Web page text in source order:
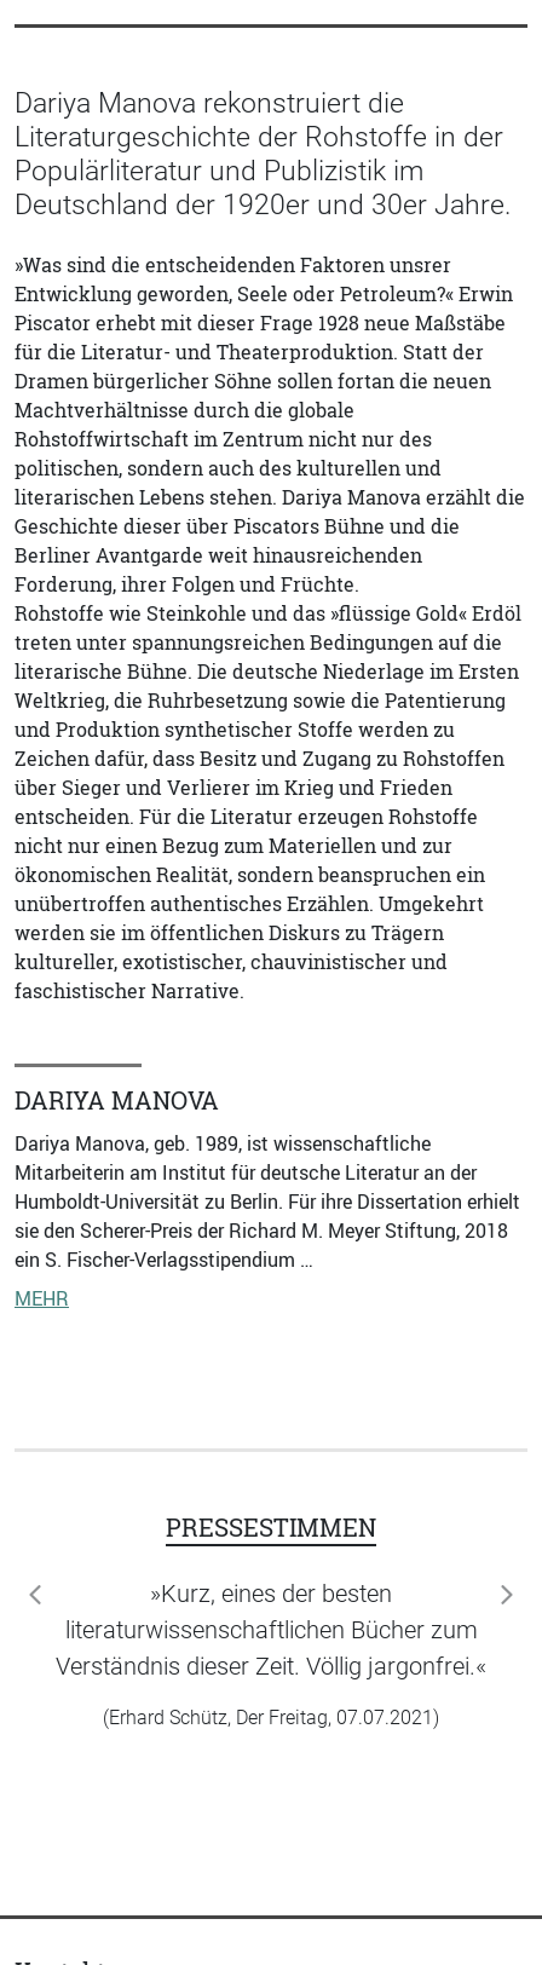
Dariya Manova rekonstruiert die
Literaturgeschichte der Rohstoffe in der
Populärliteratur und Publizistik im
Deutschland der 1920er und 30er Jahre.
»Was sind die entscheidenden Faktoren unsrer
Entwicklung geworden, Seele oder Petroleum?« Erwin
Piscator erhebt mit dieser Frage 1928 neue Maßstäbe
für die Literatur- und Theaterproduktion. Statt der
Dramen bürgerlicher Söhne sollen fortan die neuen
Machtverhältnisse durch die globale
Rohstoffwirtschaft im Zentrum nicht nur des
politischen, sondern auch des kulturellen und
literarischen Lebens stehen. Dariya Manova erzählt die
Geschichte dieser über Piscators Bühne und die
Berliner Avantgarde weit hinausreichenden
Forderung, ihrer Folgen und Früchte.
Rohstoffe wie Steinkohle und das »flüssige Gold« Erdöl
treten unter spannungsreichen Bedingungen auf die
literarische Bühne. Die deutsche Niederlage im Ersten
Weltkrieg, die Ruhrbesetzung sowie die Patentierung
und Produktion synthetischer Stoffe werden zu
Zeichen dafür, dass Besitz und Zugang zu Rohstoffen
über Sieger und Verlierer im Krieg und Frieden
entscheiden. Für die Literatur erzeugen Rohstoffe
nicht nur einen Bezug zum Materiellen und zur
ökonomischen Realität, sondern beanspruchen ein
unübertroffen authentisches Erzählen. Umgekehrt
werden sie im öffentlichen Diskurs zu Trägern
kultureller, exotistischer, chauvinistischer und
faschistischer Narrative.
DARIYA MANOVA
Dariya Manova, geb. 1989, ist wissenschaftliche
Mitarbeiterin am Institut für deutsche Literatur an der
Humboldt-Universität zu Berlin. Für ihre Dissertation erhielt
sie den Scherer-Preis der Richard M. Meyer Stiftung, 2018
ein S. Fischer-Verlagsstipendium …
MEHR
PRESSESTIMMEN
»Kurz, eines der besten
literaturwissenschaftlichen Bücher zum
Verständnis dieser Zeit. Völlig jargonfrei.«
(Erhard Schütz, Der Freitag, 07.07.2021)
zurück